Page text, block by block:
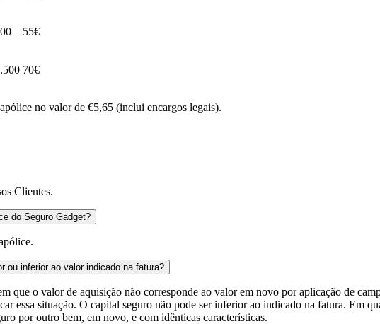
55€
70€
no valor de €5,65 (inclui encargos legais).
Clientes.
do Seguro Gadget?
ou inferior ao valor indicado na fatura?
que o valor de aquisição não corresponde ao valor em novo por aplicação de
essa situação. O capital seguro não pode ser inferior ao indicado na fatura. Em
por outro bem, em novo, e com idênticas características.